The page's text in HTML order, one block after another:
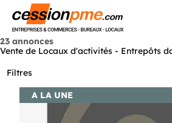
23 annonces
Vente de Locaux d'activités - Entrepôts
Filtres
A LA UNE